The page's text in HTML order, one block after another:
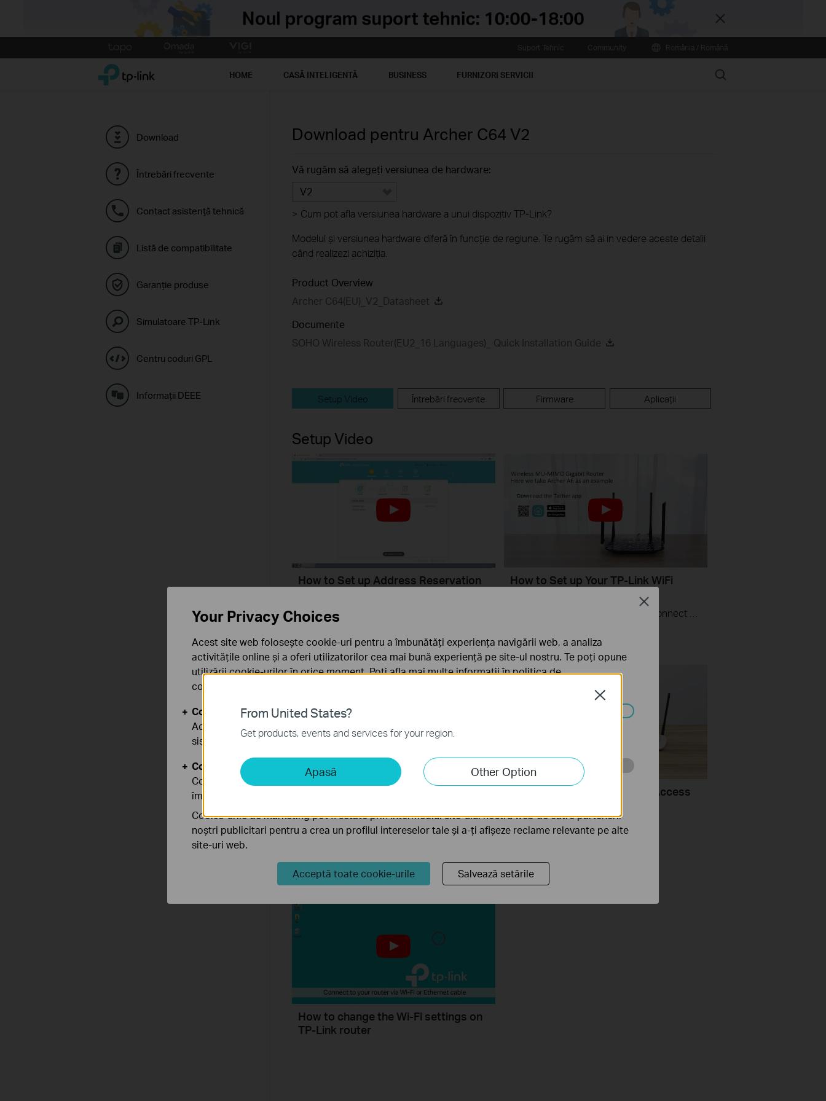
Close
to
TP-Link, Reliably Smart HOME CASĂ INTELIGENTĂ BUSINESS FURNIZORI SERVICII Search
Download
Întrebări frecvente
Contact asistenţă tehnică
Listă de compatibilitate
Garanție produse
Simulatoare TP-Link
Centru coduri GPL
Informaţii DEEE
Download pentru Archer C64 V2
Vă rugăm să alegeți versiunea de hardware:
V2
> Cum pot afla versiunea hardware a unui dispozitiv TP-Link?
Modelul și versiunea hardware diferă în funcție de regiune. Te rugăm să ai in vedere aceste detalii
când realizezi achiziția.
Product Overview
Archer C64(EU)_V2_Datasheet
Documente
SOHO Wireless Router(EU2_16 Languages)_ Quick Installation Guide
Setup Video Întrebări frecvente Firmware Aplicații
Setup Video
How to Set up Address Reservation
How to Set up Your TP-Link WiFi
What should I do if I cannot access
and a TP-Link router
If you can’t access the internet using a cable modem and TP-Link router, follow this video step by step to solve your problem.
How to turn a router into an Access
How to change the Wi-Fi settings on
TP-Link router
From United States?
Get products, events and services for your region.
Apasă Other Option
Close
Your Privacy Choices
Acest site web folosește cookie-uri pentru a îmbunătăți experiența navigării web, a analiza
activitățile online și a oferi utilizatorilor cea mai bună experiență pe site-ul nostru. Te poți opune
utilizării cookie-urilor în orice moment. Poți afla mai multe informații înpolitica de
confidențialitate
Cookie-uri de bază
Aceste cookie-uri sunt necesare pentru funcționarea site-ului web și nu pot fi dezactivate în
sistemele tale
Cookie-uri de analiză și marketing
Cookie-urile de analiză ne permit să analizăm activitățile tale de pe site-ul nostru web a
îmbunătăți și ajusta funcționalitatea site-ului.
Cookie-urile de marketing pot fi setate prin intermediul site-ului nostru web de către partenerii
noștri publicitari pentru a crea un profilul intereselor tale și a-ți afișeze reclame relevante pe alte
site-uri web.
Acceptă toate cookie-urile Salvează setările
Close